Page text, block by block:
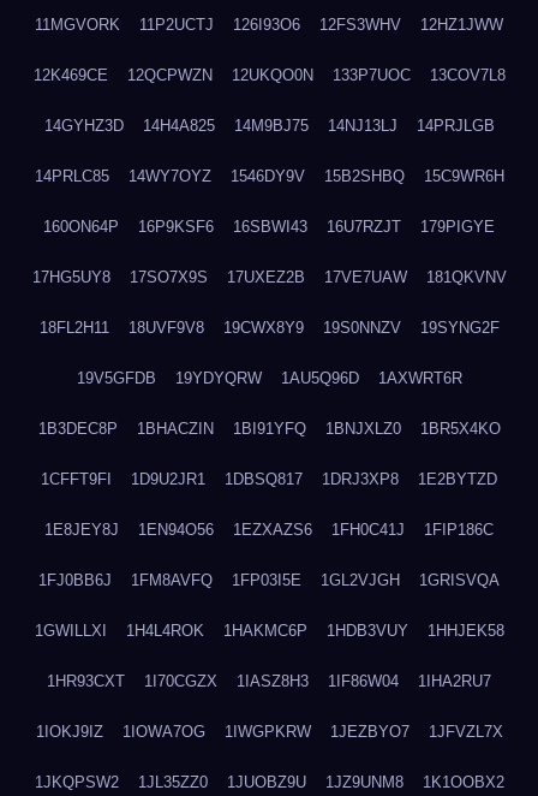
11MGVORK 11P2UCTJ 126I93O6 12FS3WHV 12HZ1JWW
12K469CE 12QCPWZN 12UKQO0N 133P7UOC 13COV7L8
14GYHZ3D 14H4A825 14M9BJ75 14NJ13LJ 14PRJLGB
14PRLC85 14WY7OYZ 1546DY9V 15B2SHBQ 15C9WR6H
160ON64P 16P9KSF6 16SBWI43 16U7RZJT 179PIGYE
17HG5UY8 17SO7X9S 17UXEZ2B 17VE7UAW 181QKVNV
18FL2H11 18UVF9V8 19CWX8Y9 19S0NNZV 19SYNG2F
19V5GFDB 19YDYQRW 1AU5Q96D 1AXWRT6R
1B3DEC8P 1BHACZIN 1BI91YFQ 1BNJXLZ0 1BR5X4KO
1CFFT9FI 1D9U2JR1 1DBSQ817 1DRJ3XP8 1E2BYTZD
1E8JEY8J 1EN94O56 1EZXAZS6 1FH0C41J 1FIP186C
1FJ0BB6J 1FM8AVFQ 1FP03I5E 1GL2VJGH 1GRISVQA
1GWILLXI 1H4L4ROK 1HAKMC6P 1HDB3VUY 1HHJEK58
1HR93CXT 1I70CGZX 1IASZ8H3 1IF86W04 1IHA2RU7
1IOKJ9IZ 1IOWA7OG 1IWGPKRW 1JEZBYO7 1JFVZL7X
1JKQPSW2 1JL35ZZ0 1JUOBZ9U 1JZ9UNM8 1K1OOBX2